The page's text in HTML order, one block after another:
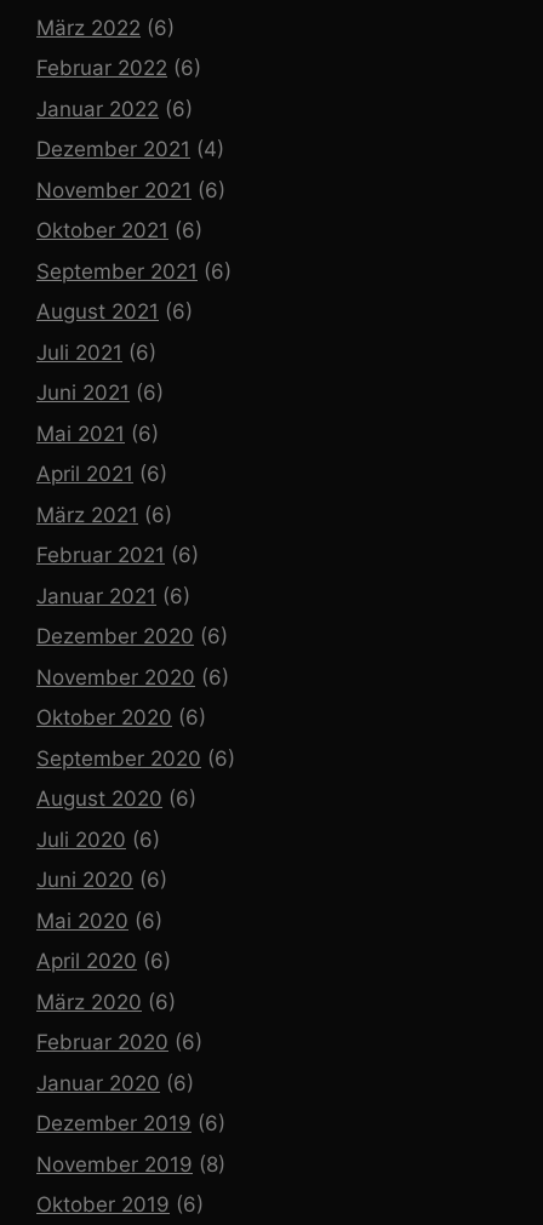
März 2022 (6)
Februar 2022 (6)
Januar 2022 (6)
Dezember 2021 (4)
November 2021 (6)
Oktober 2021 (6)
September 2021 (6)
August 2021 (6)
Juli 2021 (6)
Juni 2021 (6)
Mai 2021 (6)
April 2021 (6)
März 2021 (6)
Februar 2021 (6)
Januar 2021 (6)
Dezember 2020 (6)
November 2020 (6)
Oktober 2020 (6)
September 2020 (6)
August 2020 (6)
Juli 2020 (6)
Juni 2020 (6)
Mai 2020 (6)
April 2020 (6)
März 2020 (6)
Februar 2020 (6)
Januar 2020 (6)
Dezember 2019 (6)
November 2019 (8)
Oktober 2019 (6)